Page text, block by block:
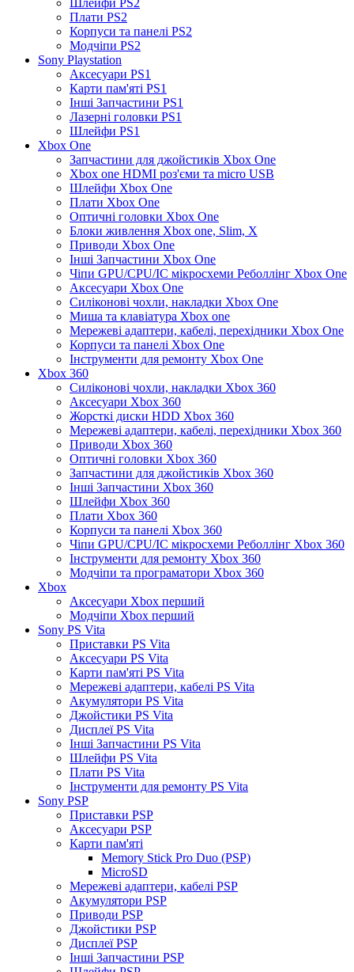
Плати PS2
Корпуси та панелі PS2
Модчіпи PS2
Sony Playstation
Аксесуари PS1
Карти пам'яті PS1
Інші Запчастини PS1
Лазерні головки PS1
Шлейфи PS1
Xbox One
Запчастини для джойстиків Xbox One
Xbox one HDMI роз'єми та micro USB
Шлейфи Xbox One
Плати Xbox One
Оптичні головки Xbox One
Блоки живлення Xbox one, Slim, X
Приводи Xbox One
Інші Запчастини Xbox One
Чіпи GPU/CPU/IC мікросхеми Реболлінг Xbox One
Аксесуари Xbox One
Силіконові чохли, накладки Xbox One
Миша та клавіатура Xbox one
Мережеві адаптери, кабелі, перехідники Xbox One
Корпуси та панелі Xbox One
Інструменти для ремонту Xbox One
Xbox 360
Силіконові чохли, накладки Xbox 360
Аксесуари Xbox 360
Жорсткі диски HDD Xbox 360
Мережеві адаптери, кабелі, перехідники Xbox 360
Приводи Xbox 360
Оптичні головки Xbox 360
Запчастини для джойстиків Xbox 360
Інші Запчастини Xbox 360
Шлейфи Xbox 360
Плати Xbox 360
Корпуси та панелі Xbox 360
Чіпи GPU/CPU/IC мікросхеми Реболлінг Xbox 360
Інструменти для ремонту Xbox 360
Модчіпи та програматори Xbox 360
Xbox
Аксесуари Xbox перший
Модчіпи Xbox перший
Sony PS Vita
Приставки PS Vita
Аксесуари PS Vita
Карти пам'яті PS Vita
Мережеві адаптери, кабелі PS Vita
Акумулятори PS Vita
Джойстики PS Vita
Дисплеї PS Vita
Інші Запчастини PS Vita
Шлейфи PS Vita
Плати PS Vita
Інструменти для ремонту PS Vita
Sony PSP
Приставки PSP
Аксесуари PSP
Карти пам'яті
Memory Stick Pro Duo (PSP)
MicroSD
Мережеві адаптери, кабелі PSP
Акумулятори PSP
Приводи PSP
Джойстики PSP
Дисплеї PSP
Інші Запчастини PSP